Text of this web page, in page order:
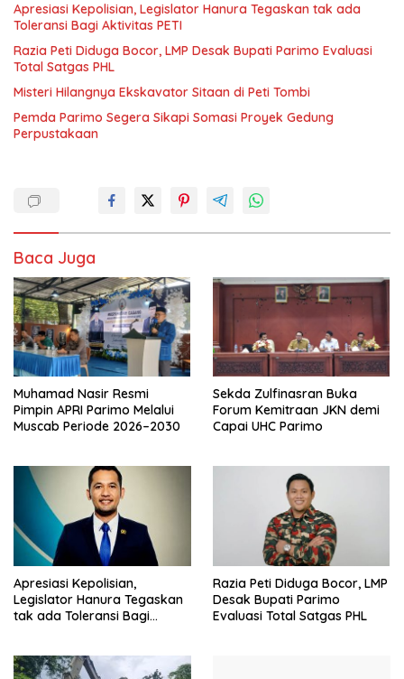
Apresiasi Kepolisian, Legislator Hanura Tegaskan tak ada
Toleransi Bagi Aktivitas PETI
Razia Peti Diduga Bocor, LMP Desak Bupati Parimo Evaluasi
Total Satgas PHL
Misteri Hilangnya Ekskavator Sitaan di Peti Tombi
Pemda Parimo Segera Sikapi Somasi Proyek Gedung
Perpustakaan
Baca Juga
Muhamad Nasir Resmi
Pimpin APRI Parimo Melalui
Muscab Periode 2026–2030
Sekda Zulfinasran Buka
Forum Kemitraan JKN demi
Capai UHC Parimo
Apresiasi Kepolisian,
Legislator Hanura Tegaskan
tak ada Toleransi Bagi
Razia Peti Diduga Bocor, LMP
Desak Bupati Parimo
Evaluasi Total Satgas PHL